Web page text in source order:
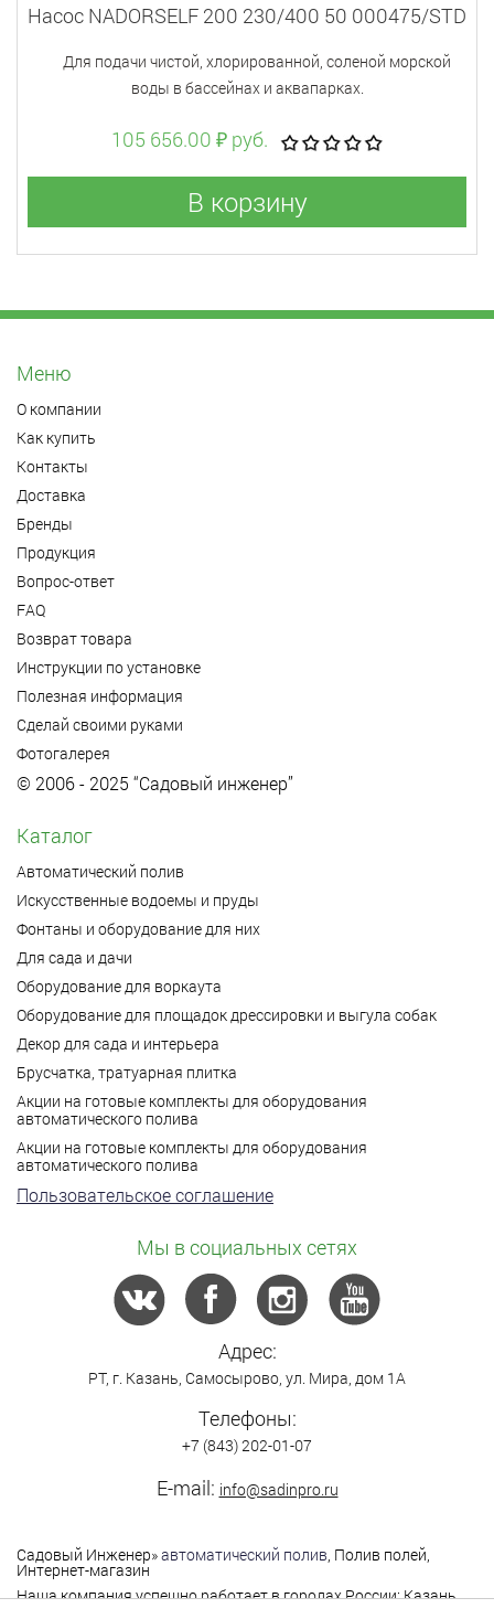
Насос NADORSELF 200 230/400 50 000475/STD
Для подачи чистой, хлорированной, соленой морской
воды в бассейнах и аквапарках.
105 656.00 ₽ руб.
В корзину
Меню
О компании
Как купить
Контакты
Доставка
Бренды
Продукция
Вопрос-ответ
FAQ
Возврат товара
Инструкции по установке
Полезная информация
Сделай своими руками
Фотогалерея
© 2006 - 2025 “Садовый инженер”
Каталог
Автоматический полив
Искусственные водоемы и пруды
Фонтаны и оборудование для них
Для сада и дачи
Оборудование для воркаута
Оборудование для площадок дрессировки и выгула собак
Декор для сада и интерьера
Брусчатка, тратуарная плитка
Акции на готовые комплекты для оборудования
автоматического полива
Акции на готовые комплекты для оборудования
автоматического полива
Пользовательское соглашение
Мы в социальных сетях
Адрес:
РТ, г. Казань Самосырово ул. Мира, дом 1А
Телефоны:
+7 (843) 202-01-07
E-mail: info@sadinpro.ru
Садовый Инженер»автоматический полив , Полив полей,
Интернет-магазин
Наша компания успешно работает в городах России: Казань,